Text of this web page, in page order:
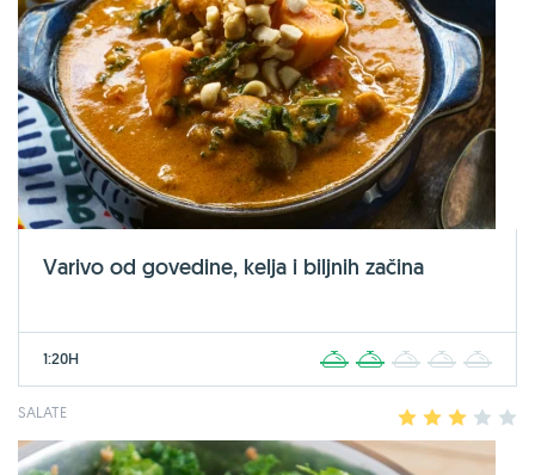
Varivo od govedine, kelja i biljnih začina
1:20H 2 3 4
SALATE 2 3 4